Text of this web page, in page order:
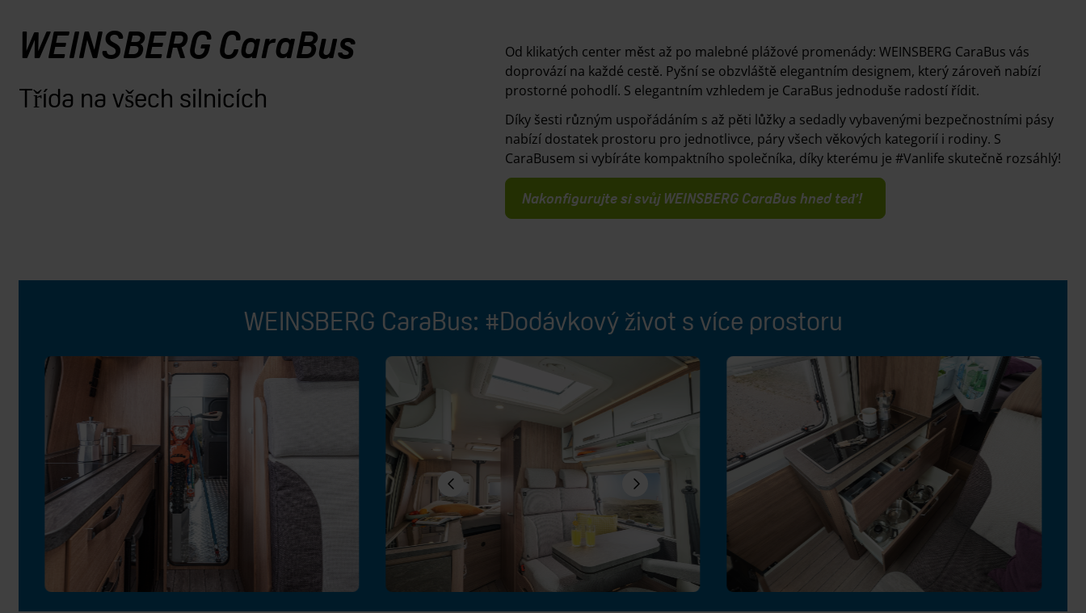
WEINSBERG CaraBus
Třída na všech silnicích
Od klikatých center měst až po malebné plážové promenády: WEINSBERG CaraBus vás
doprovází na každé cestě. Pyšní se obzvláště elegantním designem, který zároveň nabízí
prostorné pohodlí. S elegantním vzhledem je CaraBus jednoduše radostí řídit.
Díky šesti různým uspořádáním s až pěti lůžky a sedadly vybavenými bezpečnostními pásy
nabízí dostatek prostoru pro jednotlivce, páry všech věkových kategorií i rodiny. S
CaraBusem si vybíráte kompaktního společníka, díky kterému je #Vanlife skutečně rozsáhlý!
Nakonfigurujte si svůj WEINSBERG CaraBus hned teď!
WEINSBERG CaraBus: #Dodávkový život s více prostoru